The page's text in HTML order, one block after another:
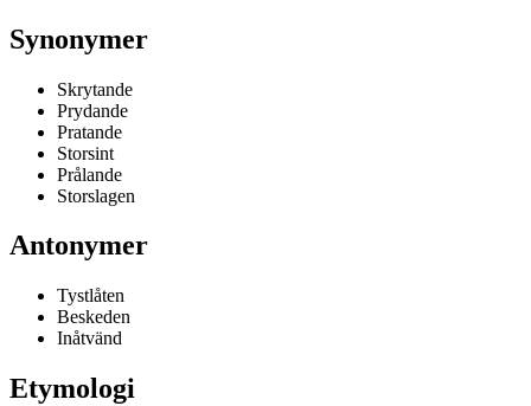
Synonymer
Skrytande
Prydande
Pratande
Storsint
Prålande
Storslagen
Antonymer
Tystlåten
Beskeden
Inåtvänd
Etymologi